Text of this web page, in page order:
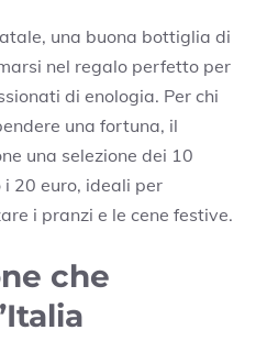
una buona bottiglia di
nel regalo perfetto per
di enologia. Per chi
una fortuna, il
una selezione dei 10
20 euro, ideali per
i pranzi e le cene festive.
che